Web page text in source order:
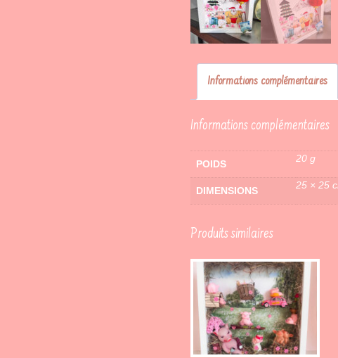
Informations complémentaires
Informations complémentaires
POIDS 20 g
DIMENSIONS 25 × 25
Produits similaires